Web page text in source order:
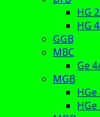
HG
HG
GGB
MBC
Ge
MGB